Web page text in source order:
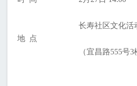
地 点
长寿社区文化活
（宜昌路555号3